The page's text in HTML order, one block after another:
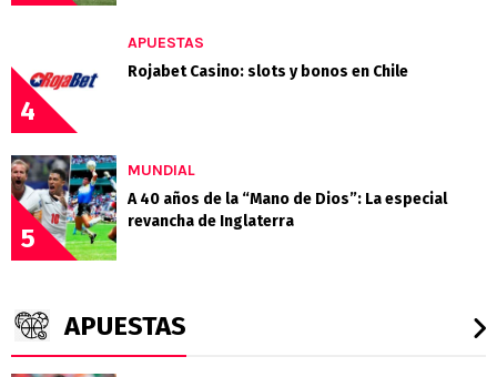
4
APUESTAS
Rojabet Casino: slots y bonos en Chile
5
MUNDIAL
A 40 años de la “Mano de Dios”: La especial
revancha de Inglaterra
APUESTAS